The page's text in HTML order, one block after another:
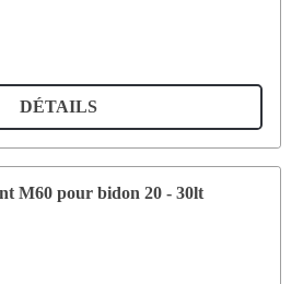
DÉTAILS
M60 pour bidon 20 - 30lt